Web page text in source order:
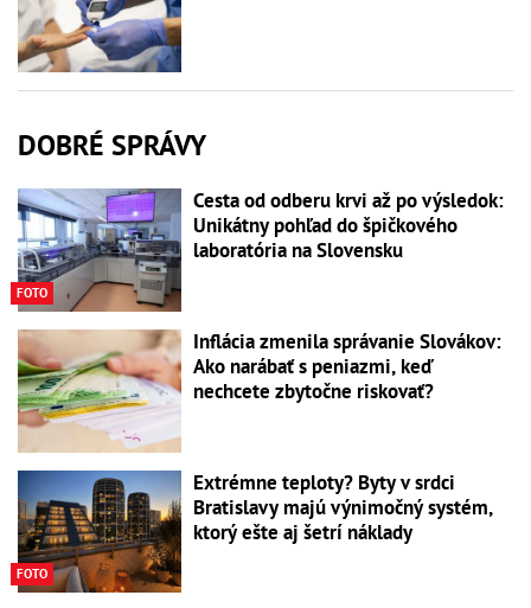
DOBRÉ SPRÁVY
FOTO
Cesta od odberu krvi až po výsledok:
Unikátny pohľad do špičkového
laboratória na Slovensku
Inflácia zmenila správanie Slovákov:
Ako narábať s peniazmi, keď
nechcete zbytočne riskovať?
FOTO
Extrémne teploty? Byty v srdci
Bratislavy majú výnimočný systém,
ktorý ešte aj šetrí náklady